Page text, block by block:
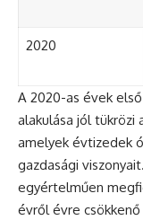
2020
A 2020-as évek
alakulása jól tükrözi
amelyek évtizedek
gazdasági
egyértelműen
évről évre